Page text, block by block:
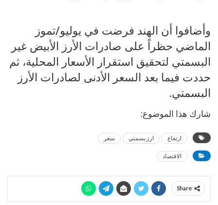
وأضافوا أن الهند فرضت في يوليو/تموز
الماضي حظراً على صادرات الأرز الأبيض غير
البسمتي لتحقيق استقرار الأسعار المحلية، ثم
حددت فيما بعد السعر الأدنى لصادرات الأرز
البسمتي.
شارك هذا الموضوع:
ارتفاع ارز بسمتي سعر
الاقتصاد
Share